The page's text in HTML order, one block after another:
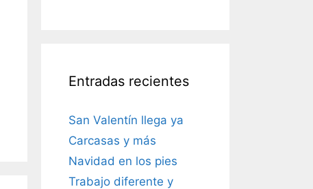
Entradas recientes
San Valentín llega ya
Carcasas y más
Navidad en los pies
Trabajo diferente y